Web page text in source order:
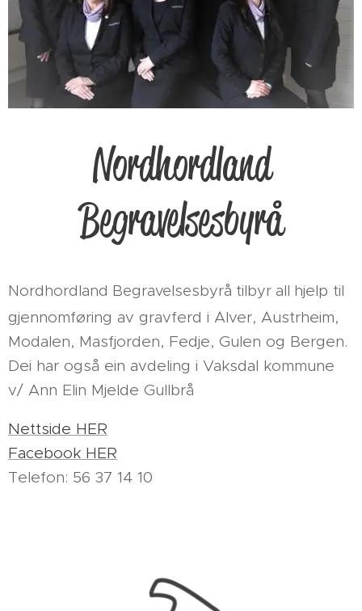
Nordhordland
Begravelsesbyrå
Nordhordland Begravelsesbyrå tilbyr all hjelp til
gjennomføring av gravferd i Alver, Austrheim,
Modalen, Masfjorden, Fedje, Gulen og Bergen.
Dei har også ein avdeling i Vaksdal kommune
v/ Ann Elin Mjelde Gullbrå
Nettside HER
Facebook HER
Telefon: 56 37 14 10